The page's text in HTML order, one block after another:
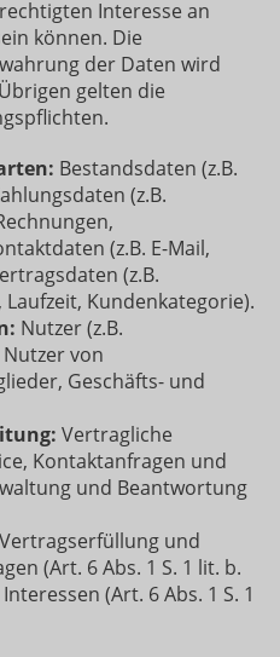
Interesse an
können. Die
der Daten wird
gelten die
Bestandsdaten (z.B.
(z.B.
(z.B. E-Mail,
(z.B.
Kundenkategorie).
Nutzer (z.B.
von
Geschäfts- und
Vertragliche
Kontaktanfragen und
und Beantwortung
Vertragserfüllung und
(Art. 6 Abs. 1 S. 1 lit. b.
(Art. 6 Abs. 1 S. 1